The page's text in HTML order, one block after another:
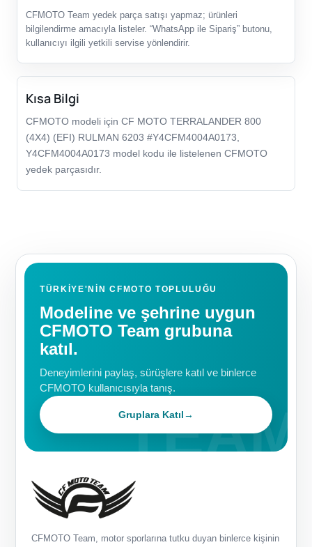
CFMOTO Team yedek parça satışı yapmaz; ürünleri
bilgilendirme amacıyla listeler. “WhatsApp ile Sipariş” butonu,
kullanıcıyı ilgili yetkili servise yönlendirir.
Kısa Bilgi
CFMOTO modeli için CF MOTO TERRALANDER 800
(4X4) (EFI) RULMAN 6203 #Y4CFM4004A0173,
Y4CFM4004A0173 model kodu ile listelenen CFMOTO
yedek parçasıdır.
TÜRKIYE'NIN CFMOTO TOPLULUĞU
Modeline ve şehrine uygun
CFMOTO Team grubuna
katıl.
Deneyimlerini paylaş, sürüşlere katıl ve binlerce
CFMOTO kullanıcısıyla tanış.
Gruplara Katıl→
CFMOTO Team, motor sporlarına tutku duyan binlerce kişinin